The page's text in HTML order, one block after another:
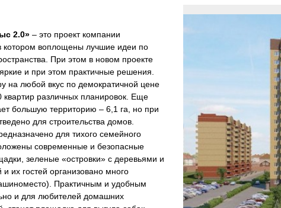
2.0» – это проект компании
котором воплощены лучшие идеи по
При этом в новом проекте
и при этом практичные решения.
на любой вкус по демократичной цене
квартир различных планировок. Еще
большую территорию – 6,1 га, но при
для строительства домов.
для тихого семейного
современные и безопасные
зеленые «островки» с деревьями и
их гостей организовано много
Практичным и удобным
и для любителей домашних